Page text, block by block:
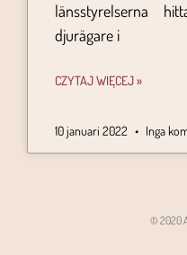
länsstyrelserna
djurägare i
CZYTAJ WIĘCEJ »
10 januari 2022 Inga
© 2020